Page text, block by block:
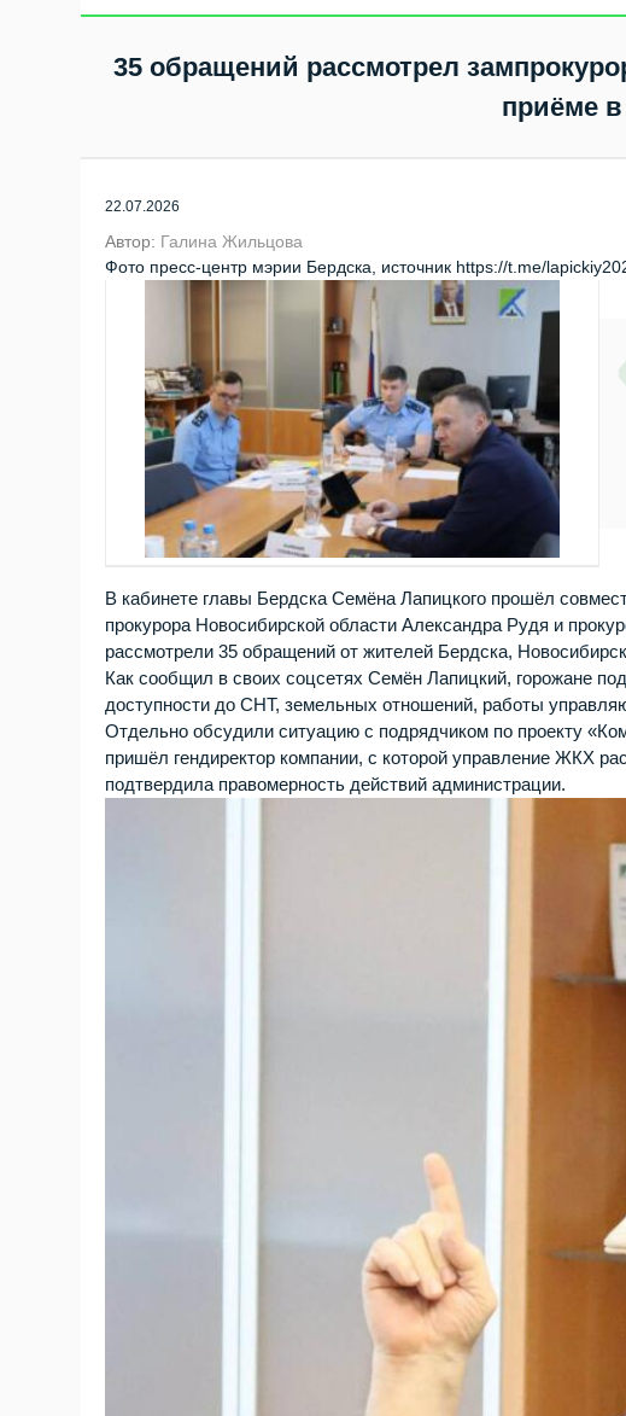
Новосибирска
35 обращений рассмотрел
приёме
22.07.2026
Автор: Галина Жильцова
Фото пресс-центр мэрии Бердска, источник https://t.me/
В кабинете главы Бердска Семёна Лапицкого прошёл
прокурора Новосибирской области Александра Рудя и
рассмотрели 35 обращений от жителей Бердска,
Как сообщил в своих соцсетях Семён Лапицкий, горожане
доступности до СНТ, земельных отношений, работы
Отдельно обсудили ситуацию с подрядчиком по проекту
пришёл гендиректор компании, с которой управление ЖКХ
подтвердила правомерность действий администрации.